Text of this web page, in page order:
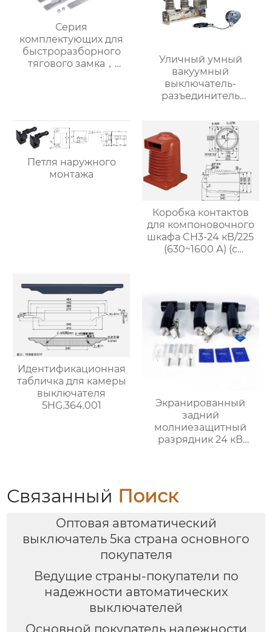
Серия
комплектующих для
быстроразборного
тягового замка，
Уличный умный
вакуумный
выключатель-
разъединитель
(“Сторожевой пёс”)1
Петля наружного
монтажа
Коробка контактов
для компоновочного
шкафа CH3-24 кВ/225
(630~1600 А) (с
Идентификационная
табличка для камеры
выключателя
5HG.364.001
Экранированный
задний
молниезащитный
разрядник 24 кВ
Связанный Поиск
Оптовая автоматический
выключатель 5ка страна основного
покупателя
Ведущие страны-покупатели по
надежности автоматических
выключателей